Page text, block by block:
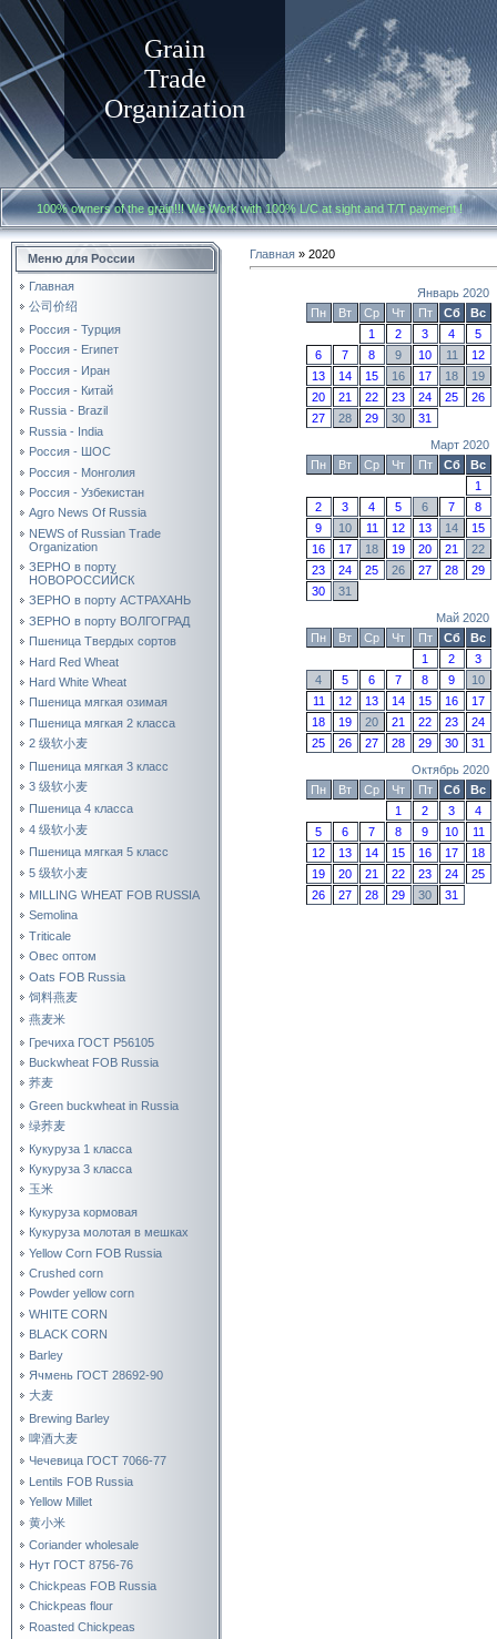
Grain
Trade
Organization
100% owners of the grain!!! We Work with100% L/C at sight and T/T payment
Меню для России
Главная
公司价绍
Россия - Турция
Россия - Египет
Россия - Иран
Россия - Китай
Russia - Brazil
Russia - India
Россия - ШОС
Россия - Монголия
Россия - Узбекистан
Agro News Of Russia
NEWS of Russian Trade
Organization
ЗЕРНО в порту
НОВОРОССИЙСК
ЗЕРНО в порту АСТРАХАНЬ
ЗЕРНО в порту ВОЛГОГРАД
Пшеница Твердых сортов
Hard Red Wheat
Hard White Wheat
Пшеница мягкая озимая
Пшеница мягкая 2 класса
2 级软小麦
Пшеница мягкая 3 класс
3 级软小麦
Пшеница 4 класса
4 级软小麦
Пшеница мягкая 5 класс
5 级软小麦
MILLING WHEAT FOB RUSSIA
Semolina
Triticale
Овес оптом
Oats FOB Russia
饲料燕麦
燕麦米
Гречиха ГОСТ Р56105
Buckwheat FOB Russia
荞麦
Green buckwheat in Russia
绿荞麦
Кукуруза 1 класса
Кукуруза 3 класса
玉米
Кукуруза кормовая
Кукуруза молотая в мешках
Yellow Corn FOB Russia
Crushed corn
Powder yellow corn
WHITE CORN
BLACK CORN
Barley
Ячмень ГОСТ 28692-90
大麦
Brewing Barley
啤酒大麦
Чечевица ГОСТ 7066-77
Lentils FOB Russia
Yellow Millet
黄小米
Coriander wholesale
Нут ГОСТ 8756-76
Chickpeas FOB Russia
Chickpeas flour
Roasted Chickpeas
Главная » 2020
Январь 2020
Пн
Вт Ср Чт Пт Сб
Вс
1
2 3 4
5
6
7 8 9 10 11
12
13
14 15 16 17 18
19
20
21 22 23 24 25
26
27
28 29 30
31
Март 2020
Пн
Вт Ср Чт Пт Сб
Вс
1
2
3 4 5 6 7
8
9
10 11 12 13 14
15
16
17 18 19 20 21
22
23
24 25 26 27 28
29
30
31
Май 2020
Пн
Вт Ср Чт Пт Сб
Вс
1
2
3
4
5 6 7 8 9
10
11
12 13 14 15 16
17
18
19 20 21 22 23
24
25
26 27 28 29 30
31
Октябрь 2020
Пн
Вт Ср Чт Пт Сб
Вс
1
2 3
4
5
6 7 8 9 10
11
12
13 14 15 16 17
18
19
20 21 22 23 24
25
26
27 28 29 30 31